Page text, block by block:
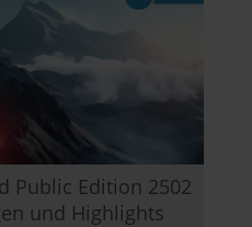
Public Edition 2502
und Highlights